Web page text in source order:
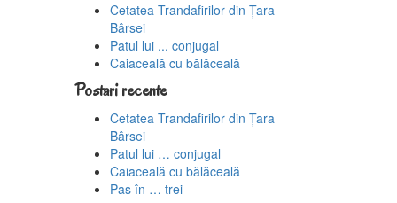
Cetatea Trandafirilor din Țara
Bârsei
Patul lui ... conjugal
Caiaceală cu bălăceală
Postari recente
Cetatea Trandafirilor din Țara
Bârsei
Patul lui … conjugal
Caiaceală cu bălăceală
Pas în … trei